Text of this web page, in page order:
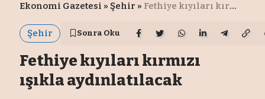
Ekonomi Gazetesi » Şehir » Fethiye kıyıları kırmızı ışıkla aydınlatılacak
Şehir Sonra Oku
Fethiye kıyıları kırmızı
ışıkla aydınlatılacak